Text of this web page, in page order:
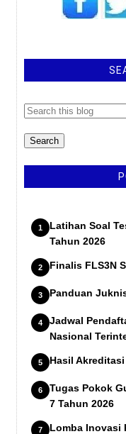
Latihan Soal
Tahun 2026
Finalis FLS3N
Panduan
Jadwal
Nasional
Hasil Akreditasi
Tugas Pokok
7 Tahun 2026
Lomba Inovasi